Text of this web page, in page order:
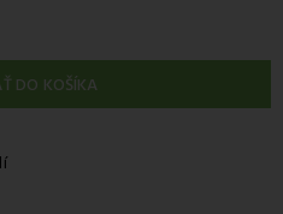
DO KOŠÍKA